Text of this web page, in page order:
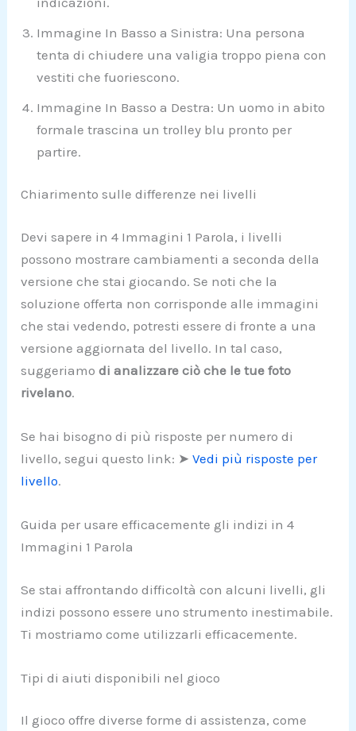
Immagine In Basso a Sinistra: Una persona
tenta di chiudere una valigia troppo piena con
vestiti che fuoriescono.
Immagine In Basso a Destra: Un uomo in abito
formale trascina un trolley blu pronto per
partire.
Chiarimento sulle differenze nei livelli
Devi sapere in 4 Immagini 1 Parola, i livelli
possono mostrare cambiamenti a seconda della
versione che stai giocando. Se noti che la
soluzione offerta non corrisponde alle immagini
che stai vedendo, potresti essere di fronte a una
versione aggiornata del livello. In tal caso,
suggeriamodi analizzare ciò che le tue foto
rivelano.
Se hai bisogno di più risposte per numero di
livello, segui questo link: ➤Vedi più risposte per
livello.
Guida per usare efficacemente gli indizi in 4
Immagini 1 Parola
Se stai affrontando difficoltà con alcuni livelli, gli
indizi possono essere uno strumento inestimabile.
Ti mostriamo come utilizzarli efficacemente.
Tipi di aiuti disponibili nel gioco
Il gioco offre diverse forme di assistenza, come